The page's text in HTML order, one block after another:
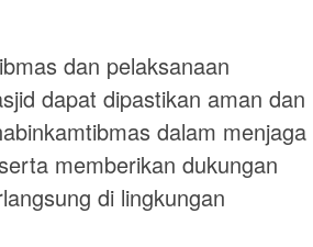
dan pelaksanaan
dapat dipastikan aman dan
dalam menjaga
memberikan dukungan
di lingkungan